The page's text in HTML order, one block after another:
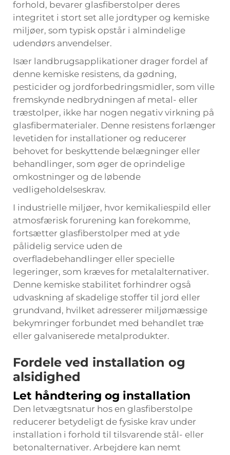
forhold, bevarer glasfiberstolper deres
integritet i stort set alle jordtyper og kemiske
miljøer, som typisk opstår i almindelige
udendørs anvendelser.
Især landbrugsapplikationer drager fordel af
denne kemiske resistens, da gødning,
pesticider og jordforbedringsmidler, som ville
fremskynde nedbrydningen af metal- eller
træstolper, ikke har nogen negativ virkning på
glasfibermaterialer. Denne resistens forlænger
levetiden for installationer og reducerer
behovet for beskyttende belægninger eller
behandlinger, som øger de oprindelige
omkostninger og de løbende
vedligeholdelseskrav.
I industrielle miljøer, hvor kemikaliespild eller
atmosfærisk forurening kan forekomme,
fortsætter glasfiberstolper med at yde
pålidelig service uden de
overfladebehandlinger eller specielle
legeringer, som kræves for metalalternativer.
Denne kemiske stabilitet forhindrer også
udvaskning af skadelige stoffer til jord eller
grundvand, hvilket adresserer miljømæssige
bekymringer forbundet med behandlet træ
eller galvaniserede metalprodukter.
Fordele ved installation og
alsidighed
Let håndtering og installation
Den letvægtsnatur hos en glasfiberstolpe
reducerer betydeligt de fysiske krav under
installation i forhold til tilsvarende stål- eller
betonalternativer. Arbejdere kan nemt